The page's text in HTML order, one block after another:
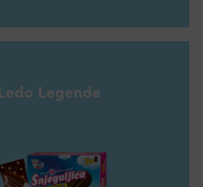
Ledo Legende